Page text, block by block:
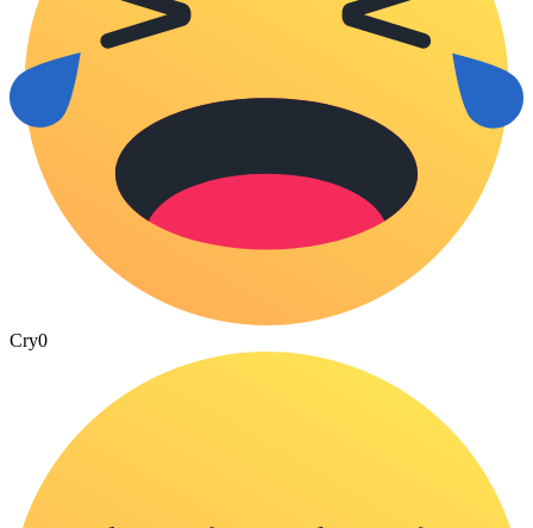
Cry0